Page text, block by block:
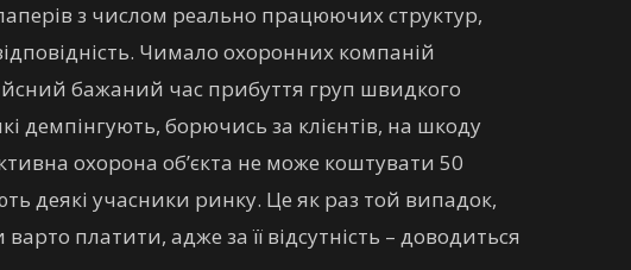
з числом реально працюючих структур,
Чимало охоронних компаній
бажаний час прибуття груп швидкого
демпінгують, борючись за клієнтів, на шкоду
охорона об’єкта не може коштувати 50
деякі учасники ринку. Це як раз той випадок,
платити, адже за її відсутність – доводиться